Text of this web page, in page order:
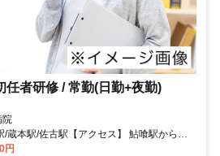
任者研修 / 常勤(日勤+夜勤)
院
蔵本駅/佐古駅【アクセス】 鮎喰駅から徒
円